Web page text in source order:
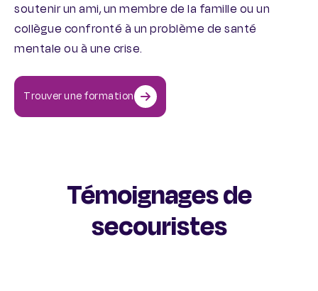
soutenir un ami, un membre de la famille ou un
collègue confronté à un problème de santé
mentale ou à une crise.
Trouver une formation
Témoignages de
secouristes